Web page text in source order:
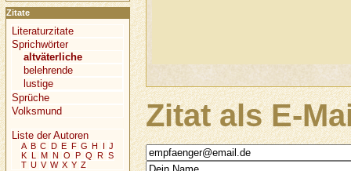
Zitat als E-
Zitate
Literaturzitate
Sprichwörter
altväterliche
belehrende
lustige
Sprüche
Volksmund
Liste der Autoren
A B C D E F G H I J
K L M N O P Q R S
T U V W X Y Z